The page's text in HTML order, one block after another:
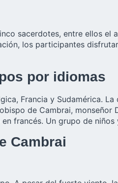
sacerdotes, entre ellos el
los participantes
por idiomas
Francia y Sudamérica.
de Cambrai, monseñor
francés. Un grupo de
Cambrai